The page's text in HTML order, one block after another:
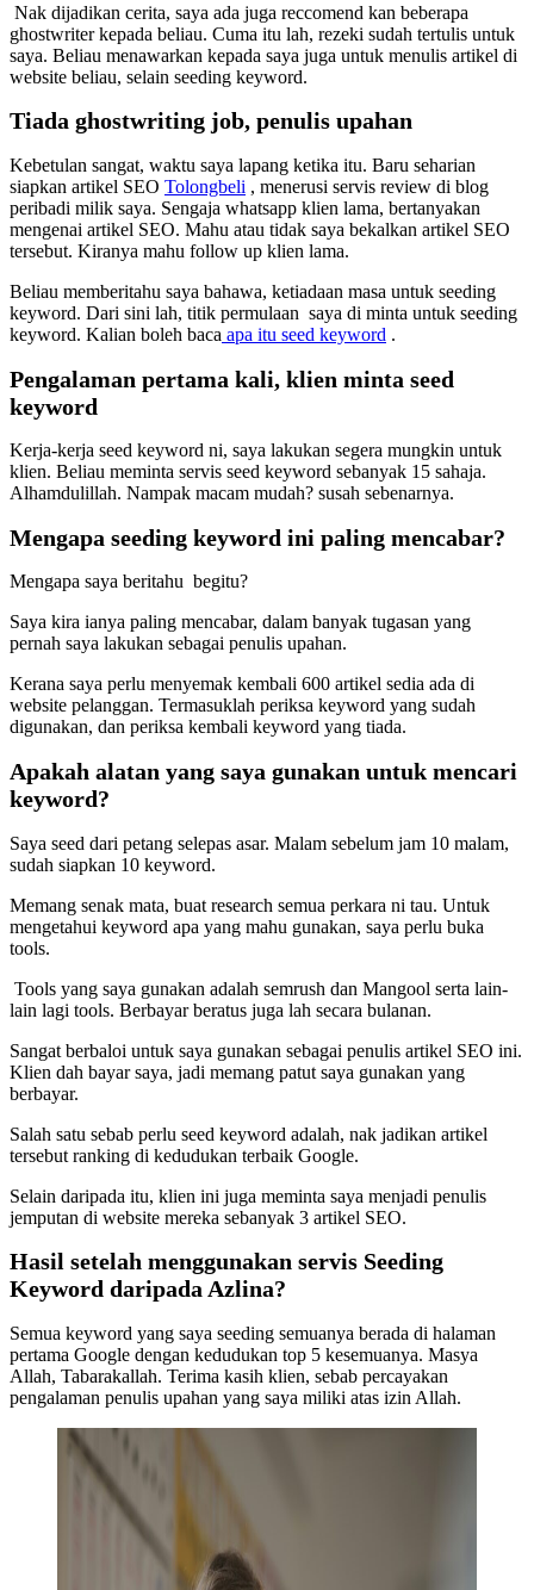
Nak dijadikan cerita, saya ada juga reccomend kan beberapa
ghostwriter kepada beliau. Cuma itu lah, rezeki sudah tertulis untuk
saya. Beliau menawarkan kepada saya juga untuk menulis artikel di
website beliau, selain seeding keyword.
Tiada ghostwriting job, penulis upahan
Kebetulan sangat, waktu saya lapang ketika itu. Baru seharian
siapkan artikel SEO Tolongbeli , menerusi servis review di blog
peribadi milik saya. Sengaja whatsapp klien lama, bertanyakan
mengenai artikel SEO. Mahu atau tidak saya bekalkan artikel SEO
tersebut. Kiranya mahu follow up klien lama.
Beliau memberitahu saya bahawa, ketiadaan masa untuk seeding
keyword. Dari sini lah, titik permulaan saya di minta untuk seeding
keyword. Kalian boleh baca apa itu seed keyword .
Pengalaman pertama kali, klien minta seed
keyword
Kerja-kerja seed keyword ni, saya lakukan segera mungkin untuk
klien. Beliau meminta servis seed keyword sebanyak 15 sahaja.
Alhamdulillah. Nampak macam mudah? susah sebenarnya.
Mengapa seeding keyword ini paling mencabar?
Mengapa saya beritahu begitu?
Saya kira ianya paling mencabar, dalam banyak tugasan yang
pernah saya lakukan sebagai penulis upahan.
Kerana saya perlu menyemak kembali 600 artikel sedia ada di
website pelanggan. Termasuklah periksa keyword yang sudah
digunakan, dan periksa kembali keyword yang tiada.
Apakah alatan yang saya gunakan untuk mencari
keyword?
Saya seed dari petang selepas asar. Malam sebelum jam 10 malam,
sudah siapkan 10 keyword.
Memang senak mata, buat research semua perkara ni tau. Untuk
mengetahui keyword apa yang mahu gunakan, saya perlu buka
tools.
Tools yang saya gunakan adalah semrush dan Mangool serta lain-
lain lagi tools. Berbayar beratus juga lah secara bulanan.
Sangat berbaloi untuk saya gunakan sebagai penulis artikel SEO ini.
Klien dah bayar saya, jadi memang patut saya gunakan yang
berbayar.
Salah satu sebab perlu seed keyword adalah, nak jadikan artikel
tersebut ranking di kedudukan terbaik Google.
Selain daripada itu, klien ini juga meminta saya menjadi penulis
jemputan di website mereka sebanyak 3 artikel SEO.
Hasil setelah menggunakan servis Seeding
Keyword daripada Azlina?
Semua keyword yang saya seeding semuanya berada di halaman
pertama Google dengan kedudukan top 5 kesemuanya. Masya
Allah, Tabarakallah. Terima kasih klien, sebab percayakan
pengalaman penulis upahan yang saya miliki atas izin Allah.